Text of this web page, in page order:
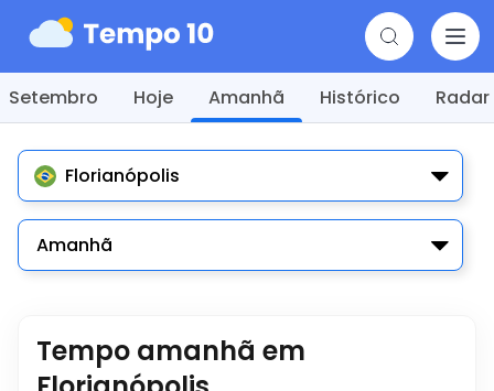
Setembro Hoje Amanhã Histórico Radar
Florianópolis
Amanhã
Tempo amanhã em